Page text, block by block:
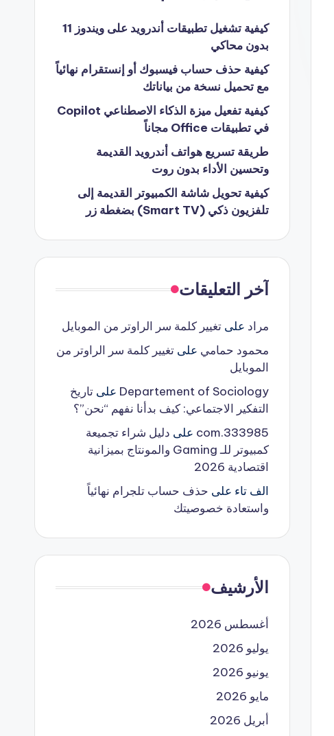
كيفية تشغيل تطبيقات أندرويد على ويندوز 11
بدون محاكي
كيفية حذف حساب فيسبوك أو إنستقرام نهائياً
مع تحميل نسخة من بياناتك
كيفية تفعيل ميزة الذكاء الاصطناعي Copilot
في تطبيقات Office مجاناً
طريقة تسريع هواتف أندرويد القديمة
وتحسين الأداء بدون روت
كيفية تحويل شاشة الكمبيوتر القديمة إلى
تلفزيون ذكي (Smart TV) بضغطة زر
آخر التعليقات
مراد على تغيير كلمة سر الراوتر من الموبايل
محمود حمامي على تغيير كلمة سر الراوتر من
الموبايل
Departement of Sociology على تاريخ
التفكير الاجتماعي: كيف بدأنا نفهم “نحن”؟
333985.com
على دليل شراء تجميعة
كمبيوتر للـ Gaming والمونتاج بميزانية
اقتصادية 2026
الف تاء على حذف حساب تلجرام نهائياً
واستعادة خصوصيتك
الأرشيف
أغسطس 2026
يوليو 2026
يونيو 2026
مايو 2026
أبريل 2026